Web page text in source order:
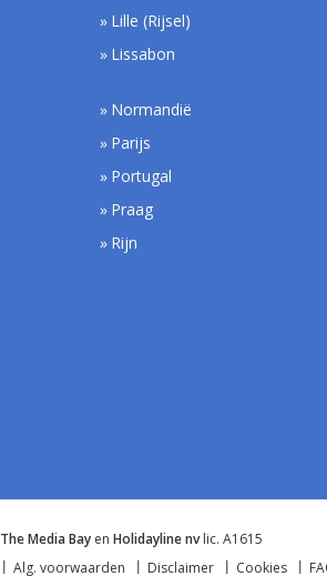
Lille (Rijsel)
Lissabon
Normandië
Parijs
Portugal
Praag
Rijn
The Media Bay en Holidayline nvlic. A1615
Alg. voorwaarden Disclaimer Cookies